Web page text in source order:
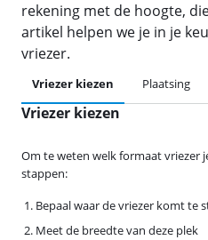
rekening met de hoogte,
artikel helpen we je in je
vriezer.
Vriezer kiezen Plaatsing
Vriezer kiezen
Om te weten welk formaat vriezer
stappen:
Bepaal waar de vriezer komt te
Meet de breedte van deze plek